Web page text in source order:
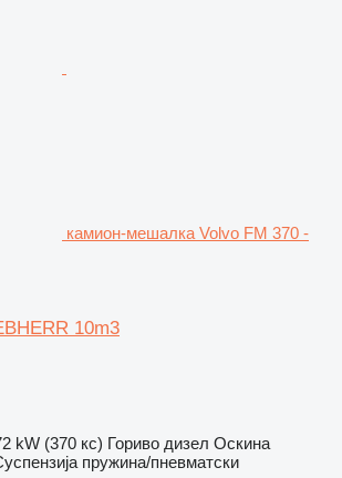
камион-мешалка Volvo FM 370 -
10m3
kW (370 кс) Гориво дизел Оскина
пружина/пневматски